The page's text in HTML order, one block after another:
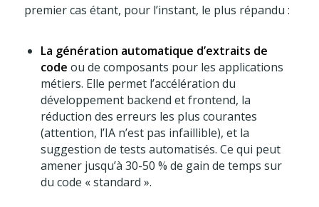
premier cas étant, pour l’instant, le plus répandu :
La génération automatique d’extraits de
code ou de composants pour les applications
métiers. Elle permet l’accélération du
développement backend et frontend, la
réduction des erreurs les plus courantes
(attention, l’IA n’est pas infaillible), et la
suggestion de tests automatisés. Ce qui peut
amener jusqu’à 30-50 % de gain de temps sur
du code « standard ».